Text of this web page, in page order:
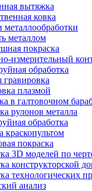
вытяжка
ковка
металлообработки
металлом
покраска
измерительный
обработка
гравировка
плазмой
в галтовочном
рулонов металла
обработка
краскопультом
покраска
3D моделей по
конструкторской
технологических
анализ